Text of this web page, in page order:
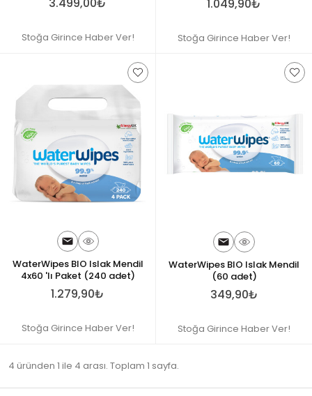
3.499,00₺
Stoğa Girince Haber Ver!
1.049,90₺
Stoğa Girince Haber Ver!
WaterWipes BIO Islak Mendil
4x60 'lı Paket (240 adet)
1.279,90₺
Stoğa Girince Haber Ver!
WaterWipes BIO Islak Mendil
(60 adet)
349,90₺
Stoğa Girince Haber Ver!
4 üründen 1 ile 4 arası. Toplam 1 sayfa.